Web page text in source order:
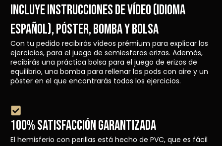
Incluye Instrucciones de vídeo (idioma
español), póster, bomba y bolsa
Con tu pedido recibirás vídeos prémium para explicar los
ejercicios, para el juego de semiesferas erizas. Además,
recibirás una práctica bolsa para el juego de erizos de
equilibrio, una bomba para rellenar los pods con aire y un
póster en el que encontrarás todos los ejercicios.
100% SATISFACCIÓN GARANTIZADA
El hemisferio con perillas está hecho de PVC, que es fácil